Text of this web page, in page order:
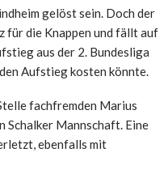
gelöst sein. Doch der
für die Knappen und fällt auf
aus der 2. Bundesliga
Aufstieg kosten könnte.
fachfremden Marius
Schalker Mannschaft. Eine
ebenfalls mit